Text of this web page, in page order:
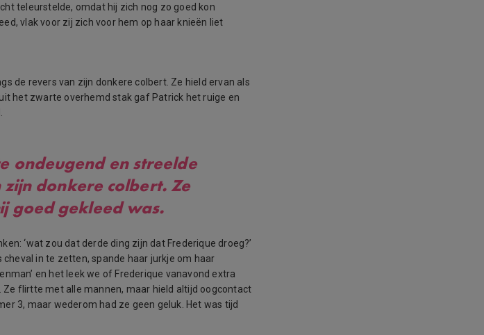
teleurstelde, omdat hij zich nog zo goed kon
vlak voor zij zich voor hem op haar knieën liet
de revers van zijn donkere colbert. Ze hield ervan als
het zwarte overhemd stak gaf Patrick het ruige en
ondeugend en streelde
donkere colbert. Ze
goed gekleed was.
‘wat zou dat derde ding zijn dat Frederique droeg?’
in te zetten, spande haar jurkje om haar
en het leek we of Frederique vanavond extra
flirtte met alle mannen, maar hield altijd oogcontact
3, maar wederom had ze geen geluk. Het was tijd